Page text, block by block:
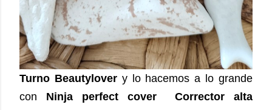
Turno Beautylovery lo hacemos a lo grande
con Ninja perfect cover Corrector alta